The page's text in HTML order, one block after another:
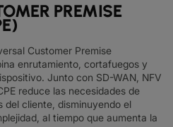
PREMISE
Customer Premise
enrutamiento, cortafuegos y
Junto con SD-WAN, NFV
reduce las necesidades de
del cliente, disminuyendo el
al tiempo que aumenta la